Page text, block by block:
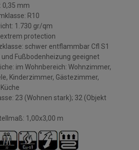
0,35 mm
R10
1.730 gr/qm
protection
schwer entflammbar Cfl S1
Fußbodenheizung geeignet
im Wohnbereich: Wohnzimmer,
Kinderzimmer, Gästezimmer,
23 (Wohnen stark); 32 (Objekt
1,00x3,00 m